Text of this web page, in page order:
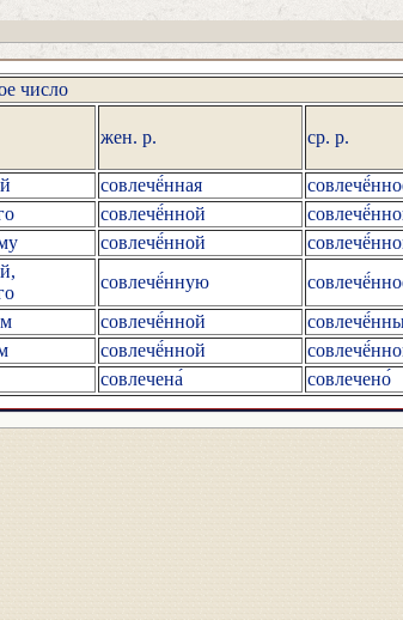
число
жен. р. ср. р.
совлечё́нная
совлечё́нной
совлечё́нной
совлечё́нную
совлечё́нной
совлечё́нной
совлечена́ совлечено́